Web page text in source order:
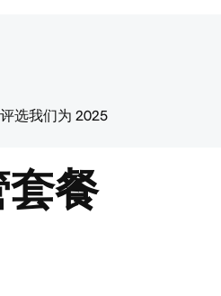
选我们为 2025
套餐